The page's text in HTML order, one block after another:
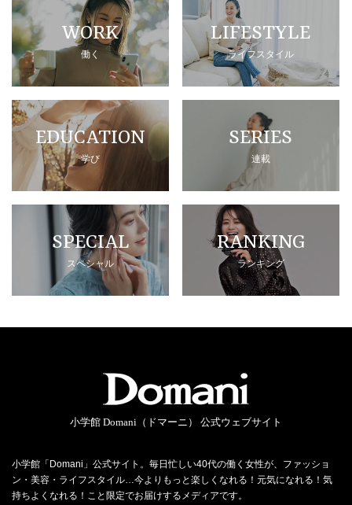
WORK
働く
LIFESTYLE
ライフスタイル
EDUCATION
学び
SERIES
連載
SPECIAL
スペシャル
RANKING
ランキング
小学館 Domani（ドマーニ） 公式ウェブサイト
小学館「Domani」公式サイト。毎日忙しい40代の働く女性が、ファッショ
ン・美容・ライフスタイル…今よりもっと楽しくなれる！元気になれる！気
持ちよくなれる！こと限定でお届けするメディアです。